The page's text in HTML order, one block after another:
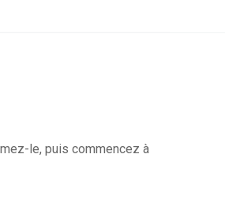
le, puis commencez à